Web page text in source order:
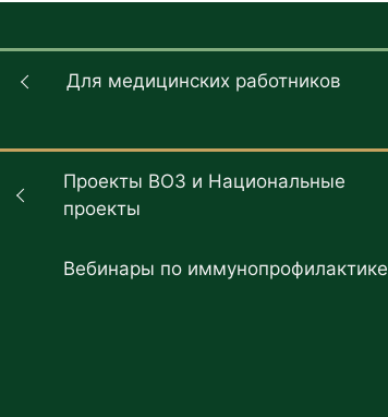
Для медицинских работников
Проекты ВОЗ и Национальные
проекты
Вебинары по иммунопрофилактике